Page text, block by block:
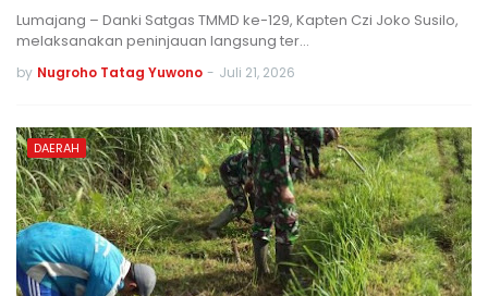
Lumajang – Danki Satgas TMMD ke-129, Kapten Czi Joko Susilo,
melaksanakan peninjauan langsung ter…
by Nugroho Tatag Yuwono - Juli 21, 2026
DAERAH